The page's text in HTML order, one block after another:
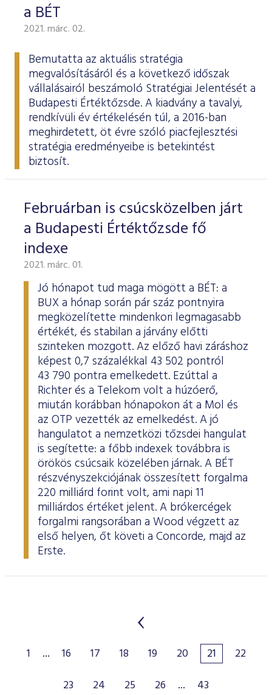
a BÉT
2021. márc. 02.
Bemutatta az aktuális stratégia
megvalósításáról és a következő időszak
vállalásairól beszámoló Stratégiai Jelentését a
Budapesti Értéktőzsde. A kiadvány a tavalyi,
rendkívüli év értékelésén túl, a 2016-ban
meghirdetett, öt évre szóló piacfejlesztési
stratégia eredményeibe is betekintést
biztosít.
Februárban is csúcsközelben járt
a Budapesti Értéktőzsde fő
indexe
2021. márc. 01.
Jó hónapot tud maga mögött a BÉT: a
BUX a hónap során pár száz pontnyira
megközelítette mindenkori legmagasabb
értékét, és stabilan a járvány előtti
szinteken mozgott. Az előző havi záráshoz
képest 0,7 százalékkal 43 502 pontról
43 790 pontra emelkedett. Ezúttal a
Richter és a Telekom volt a húzóerő,
miután korábban hónapokon át a Mol és
az OTP vezették az emelkedést. A jó
hangulatot a nemzetközi tőzsdei hangulat
is segítette: a főbb indexek továbbra is
örökös csúcsaik közelében járnak. A BÉT
részvényszekciójának összesített forgalma
220 milliárd forint volt, ami napi 11
milliárdos értéket jelent. A brókercégek
forgalmi rangsorában a Wood végzett az
első helyen, őt követi a Concorde, majd az
Erste.
1 ... 16 17 18 19 20 21
22
23
24 25 26 ... 43